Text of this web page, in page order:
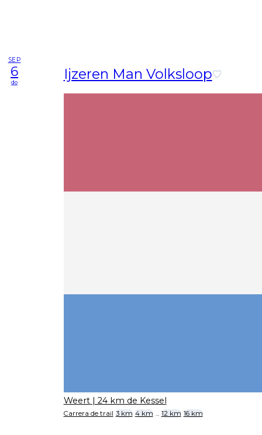
SEP
6
do Ijzeren Man Volksloop
Weert | 24 km de Kessel
Carrera de trail 3 km 4 km ... 12 km 16 km